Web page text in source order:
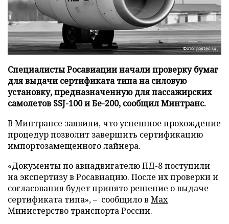
Фото: rostec.ru
Специалисты Росавиации начали проверку бумаг
для выдачи сертификата типа на силовую
установку, предназначенную для пассажирских
самолетов SSJ-100 и Бе-200, сообщил Минтранс.
В Минтрансе заявили, что успешное прохождение
процедур позволит завершить сертификацию
импортозамещенного лайнера.
«Документы по авиадвигателю ПД-8 поступили
на экспертизу в Росавиацию. После их проверки и
согласования будет принято решение о выдаче
сертификата типа», – сообщило в Max
Министерство транспорта России.